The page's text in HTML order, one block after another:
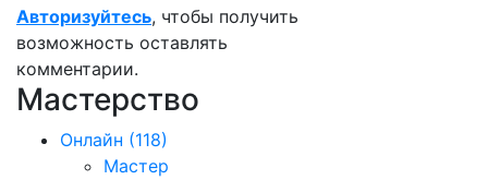
Авторизуйтесь, чтобы получить
возможность оставлять
комментарии.
Мастерство
Онлайн (118)
Мастер